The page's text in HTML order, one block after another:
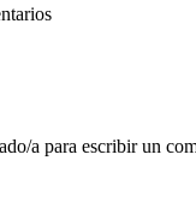
a para escribir un